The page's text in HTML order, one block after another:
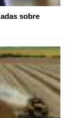
sobre